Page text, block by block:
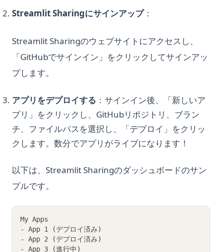
Streamlit Sharingにサインアップ：
Streamlit Sharingのウェブサイトにアクセスし、
「GitHubでサインイン」をクリックしてサインアッ
プします。
アプリをデプロイする ：サインイン後、「新しいア
プリ」をクリックし、GitHubリポジトリ、ブラン
チ、ファイルパスを選択し、「デプロイ」をクリッ
クします。数分でアプリがライブになります！
以下は、Streamlit Sharingのダッシュボードのサン
プルです。
My Apps
- App 1 (デプロイ済み)
- App 2 (デプロイ済み)
- App 3 (進行中)